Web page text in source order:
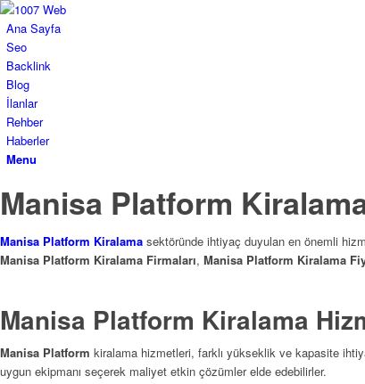
Ana Sayfa
Seo
Backlink
Blog
İlanlar
Rehber
Haberler
Menu
Manisa Platform
Manisa Platform Kiralama sektöründe ihtiyaç duyulan en önemli
Manisa Platform Kiralama Firmaları, Manisa Platform Kiralama
Manisa Platform Kiralama
Manisa Platform kiralama hizmetleri, farklı yükseklik ve kapasite
uygun ekipmanı seçerek maliyet etkin çözümler elde edebilirler.